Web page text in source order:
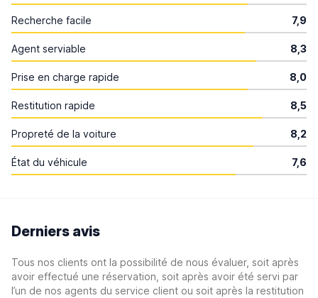
Recherche facile 7,9
Agent serviable 8,3
Prise en charge rapide 8,0
Restitution rapide 8,5
Propreté de la voiture 8,2
État du véhicule 7,6
Derniers avis
Tous nos clients ont la possibilité de nous évaluer, soit après
avoir effectué une réservation, soit après avoir été servi par
l’un de nos agents du service client ou soit après la restitution